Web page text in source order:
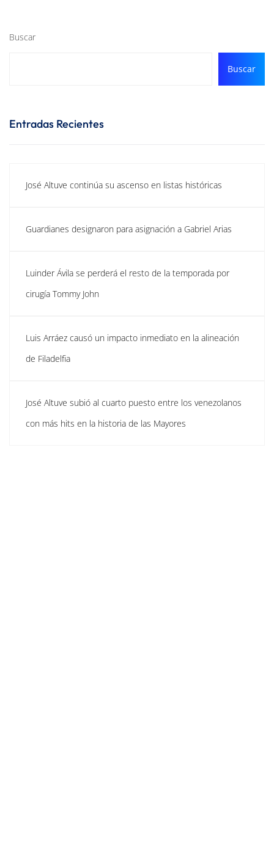
Buscar
Buscar
Entradas Recientes
José Altuve continúa su ascenso en listas históricas
Guardianes designaron para asignación a Gabriel Arias
Luinder Ávila se perderá el resto de la temporada por
cirugía Tommy John
Luis Arráez causó un impacto inmediato en la alineación
de Filadelfia
José Altuve subió al cuarto puesto entre los venezolanos
con más hits en la historia de las Mayores